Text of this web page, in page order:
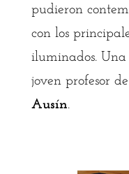
pudieron
con los
iluminados.
joven profesor
Ausín.